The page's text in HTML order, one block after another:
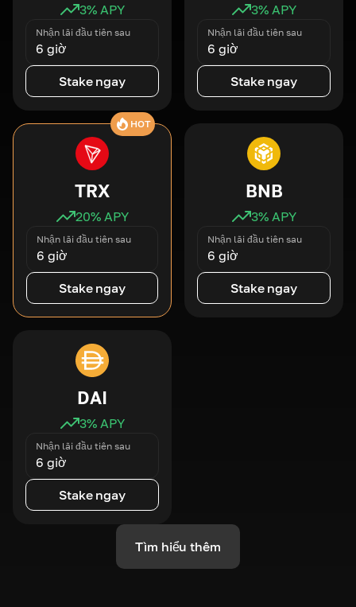
3% APY
Nhận lãi đầu tiên sau
6 giờ
Stake ngay
3% APY
Nhận lãi đầu tiên sau
6 giờ
Stake ngay
HOT
TRX
20% APY
Nhận lãi đầu tiên sau
6 giờ
Stake ngay
BNB
3% APY
Nhận lãi đầu tiên sau
6 giờ
Stake ngay
DAI
3% APY
Nhận lãi đầu tiên sau
6 giờ
Stake ngay
Tìm hiểu thêm